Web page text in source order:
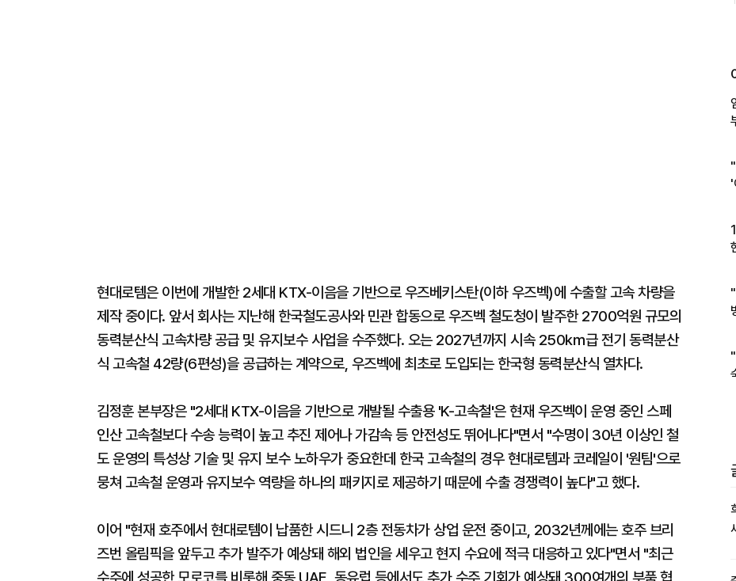
현대로템은 이번에 개발한 2세대 KTX-이음을 기반으로 우즈베키스탄(이하 우즈벡)에 수출할 고속 차량을
제작 중이다. 앞서 회사는 지난해 한국철도공사와 민관 합동으로 우즈벡 철도청이 발주한 2700억원 규모의
동력분산식 고속차량 공급 및 유지보수 사업을 수주했다. 오는 2027년까지 시속 250㎞급 전기 동력분산
식 고속철 42량(6편성)을 공급하는 계약으로, 우즈벡에 최초로 도입되는 한국형 동력분산식 열차다.
김정훈 본부장은 "2세대 KTX-이음을 기반으로 개발될 수출용 'K-고속철'은 현재 우즈벡이 운영 중인 스페
인산 고속철보다 수송 능력이 높고 추진 제어나 가감속 등 안전성도 뛰어나다"면서 "수명이 30년 이상인 철
도 운영의 특성상 기술 및 유지 보수 노하우가 중요한데 한국 고속철의 경우 현대로템과 코레일이 '원팀'으로
뭉쳐 고속철 운영과 유지보수 역량을 하나의 패키지로 제공하기 때문에 수출 경쟁력이 높다"고 했다.
이어 "현재 호주에서 현대로템이 납품한 시드니 2층 전동차가 상업 운전 중이고, 2032년께에는 호주 브리
즈번 올림픽을 앞두고 추가 발주가 예상돼 해외 법인을 세우고 현지 수요에 적극 대응하고 있다"면서 "최근
'